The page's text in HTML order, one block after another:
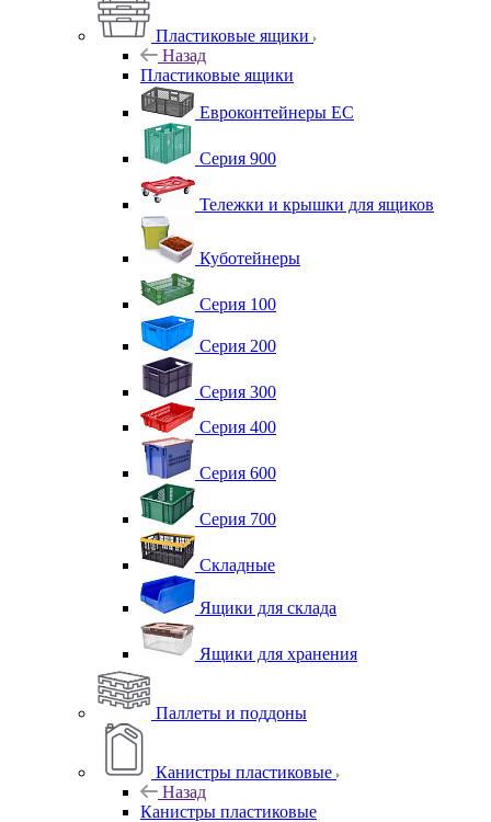
Пластиковые ящики
Назад
Пластиковые ящики
Евроконтейнеры ЕС
Серия 900
Тележки и крышки для ящиков
Куботейнеры
Серия 100
Серия 200
Серия 300
Серия 400
Серия 600
Серия 700
Складные
Ящики для склада
Ящики для хранения
Паллеты и поддоны
Канистры пластиковые
Назад
Канистры пластиковые